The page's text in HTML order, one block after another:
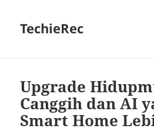
TechieRec
Upgrade
Canggih dan AI
Smart Home